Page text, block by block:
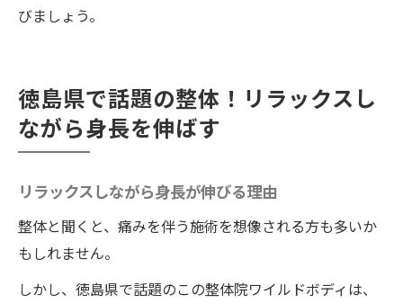
びましょう。
徳島県で話題の整体！リラックスし
ながら身長を伸ばす
リラックスしながら身長が伸びる理由
整体と聞くと、痛みを伴う施術を想像される方も多いか
もしれません。
しかし、徳島県で話題のこの整体院ワイルドボディは、